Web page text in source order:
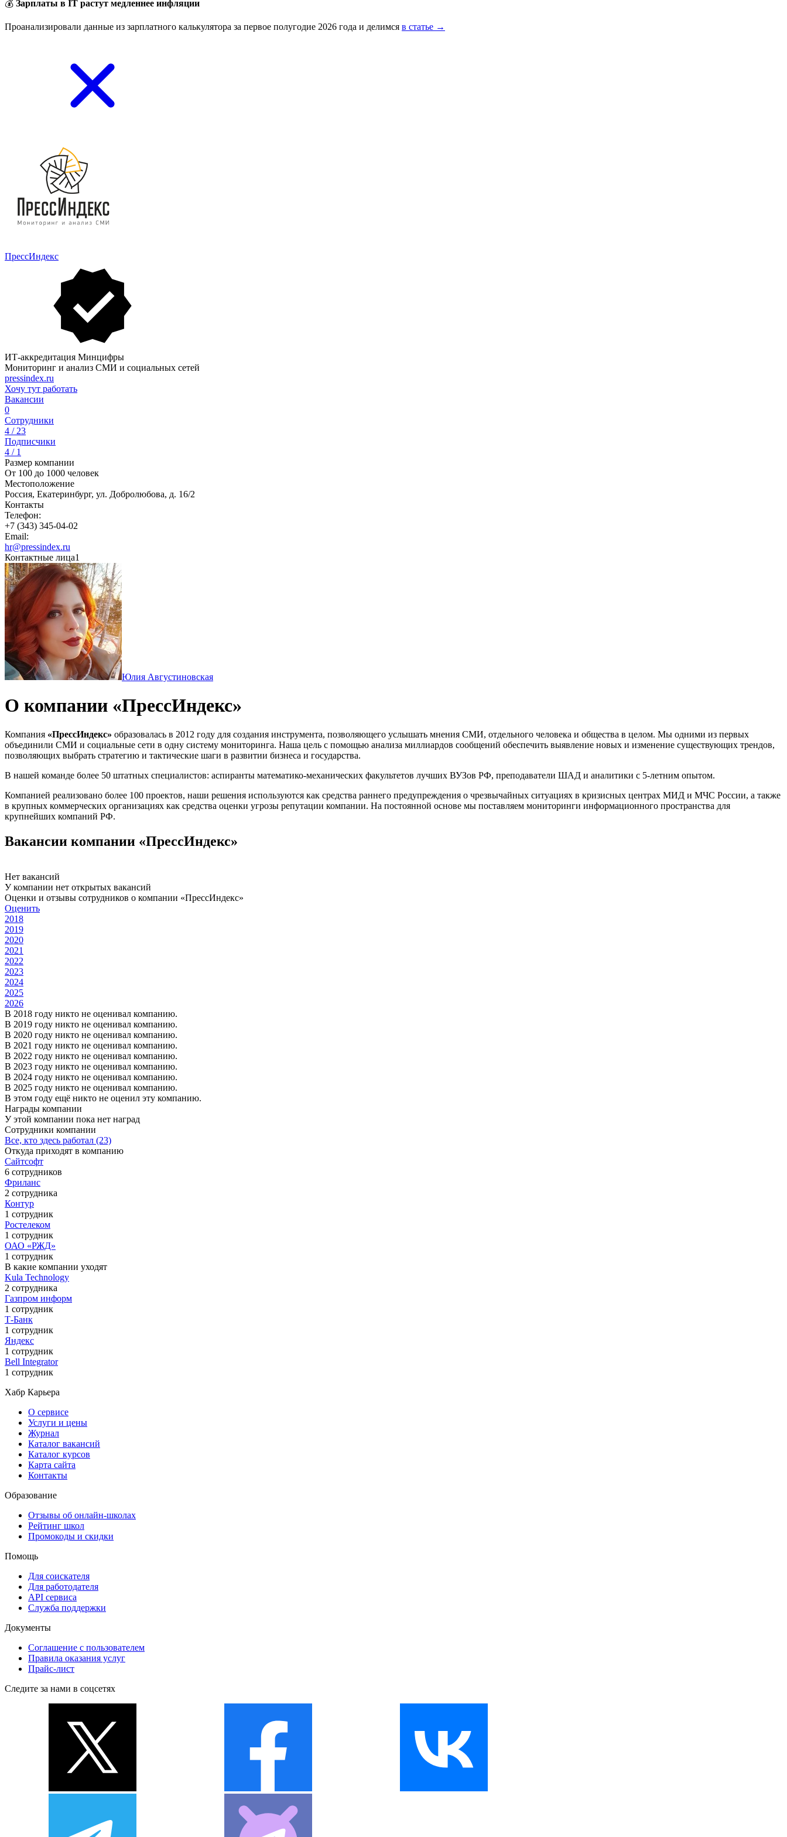
💰 Зарплаты в IT растут медленнее инфляции
Проанализировали данные из зарплатного калькулятора за первое полугодие 2026 года и делимся в статье →
ПрессИндекс
ИТ-аккредитация Минцифры
Мониторинг и анализ СМИ и социальных сетей
pressindex.ru
Хочу тут работать
Вакансии
0
Сотрудники
4 / 23
Подписчики
4 / 1
Размер компании
От 100 до 1000 человек
Местоположение
Россия, Екатеринбург, ул. Добролюбова, д. 16/2
Контакты
Телефон:
+7 (343) 345-04-02
Email:
hr@pressindex.ru
Контактные лица1
Юлия Августиновская
О компании «ПрессИндекс»
Компания «ПрессИндекс» образовалась в 2012 году для создания инструмента, позволяющего услышать мнения СМИ, отдельного человека и общества в целом. Мы одними из первых
объединили СМИ и социальные сети в одну систему мониторинга. Наша цель с помощью анализа миллиардов сообщений обеспечить выявление новых и изменение существующих трендов,
позволяющих выбрать стратегию и тактические шаги в развитии бизнеса и государства.
В нашей команде более 50 штатных специалистов: аспиранты математико-механических факультетов лучших ВУЗов РФ, преподаватели ШАД и аналитики с 5-летним опытом.
Компанией реализовано более 100 проектов, наши решения используются как средства раннего предупреждения о чрезвычайных ситуациях в кризисных центрах МИД и МЧС России, а также
в крупных коммерческих организациях как средства оценки угрозы репутации компании. На постоянной основе мы поставляем мониторинги информационного пространства для
крупнейших компаний РФ.
Вакансии компании «ПрессИндекс»
Нет вакансий
У компании нет открытых вакансий
Оценки и отзывы сотрудников о компании «ПрессИндекс»
Оценить
2018
2019
2020
2021
2022
2023
2024
2025
2026
В 2018 году никто не оценивал компанию.
В 2019 году никто не оценивал компанию.
В 2020 году никто не оценивал компанию.
В 2021 году никто не оценивал компанию.
В 2022 году никто не оценивал компанию.
В 2023 году никто не оценивал компанию.
В 2024 году никто не оценивал компанию.
В 2025 году никто не оценивал компанию.
В этом году ещё никто не оценил эту компанию.
Награды компании
У этой компании пока нет наград
Сотрудники компании
Все, кто здесь работал (23)
Откуда приходят в компанию
Сайтсофт
6 сотрудников
Фриланс
2 сотрудника
Контур
1 сотрудник
Ростелеком
1 сотрудник
ОАО «РЖД»
1 сотрудник
В какие компании уходят
Kula Technology
2 сотрудника
Газпром информ
1 сотрудник
Т-Банк
1 сотрудник
Яндекс
1 сотрудник
Bell Integrator
1 сотрудник
Хабр Карьера
О сервисе
Услуги и цены
Журнал
Каталог вакансий
Каталог курсов
Карта сайта
Контакты
Образование
Отзывы об онлайн-школах
Рейтинг школ
Промокоды и скидки
Помощь
Для соискателя
Для работодателя
API сервиса
Служба поддержки
Документы
Соглашение с пользователем
Правила оказания услуг
Прайс-лист
Следите за нами в соцсетях